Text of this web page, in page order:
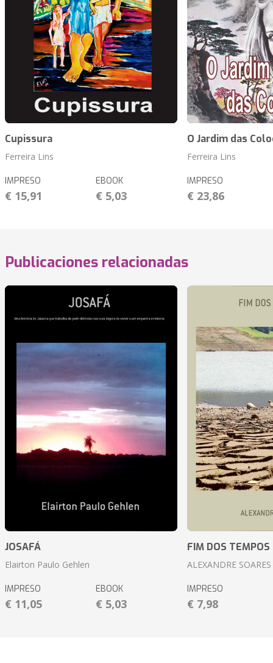
Cupissura
Ferreira Lins
IMPRESO
€ 15,91
EBOOK
€ 5,03
O Jardim das
Ferreira Lins
IMPRESO
€ 23,86
Publicaciones relacionadas
JOSAFÁ
Elairton Paulo Gehlen
IMPRESO
€ 11,05
EBOOK
€ 5,03
FIM DOS TEMPOS
ALEXANDRE SOARES
IMPRESO
€ 7,98